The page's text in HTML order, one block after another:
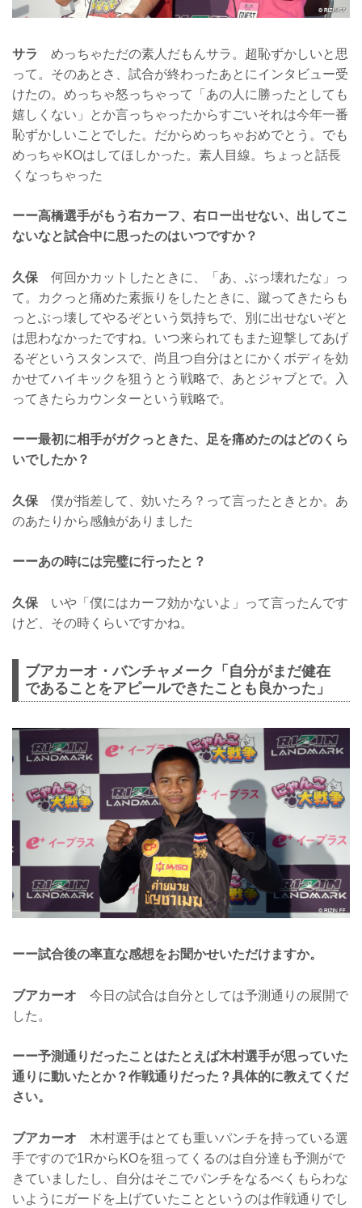
サラ
めっちゃただの素人だもんサラ。超恥ずかしいと思
って。そのあとさ、試合が終わったあとにインタビュー受
けたの。めっちゃ怒っちゃって「あの人に勝ったとしても
嬉しくない」とか言っちゃったからすごいそれは今年一番
恥ずかしいことでした。だからめっちゃおめでとう。でも
めっちゃKOはしてほしかった。素人目線。ちょっと話長
くなっちゃった
ーー高橋選手がもう右カーフ、右ロー出せない、出してこ
ないなと試合中に思ったのはいつですか？
久保 何回かカットしたときに、「あ、ぶっ壊れたな」っ
て。カクっと痛めた素振りをしたときに、蹴ってきたらも
っとぶっ壊してやるぞという気持ちで、別に出せないぞと
は思わなかったですね。いつ来られてもまた迎撃してあげ
るぞというスタンスで、尚且つ自分はとにかくボディを効
かせてハイキックを狙うとう戦略で、あとジャブとで。入
ってきたらカウンターという戦略で。
ーー最初に相手がガクっときた、足を痛めたのはどのくら
いでしたか？
久保 僕が指差して、効いたろ？って言ったときとか。あ
のあたりから感触がありました
ーーあの時には完璧に行ったと？
久保 いや「僕にはカーフ効かないよ」って言ったんです
けど、その時くらいですかね。
ブアカーオ・バンチャメーク「自分がまだ健在
であることをアピールできたことも良かった」
ーー試合後の率直な感想をお聞かせいただけますか。
ブアカーオ 今日の試合は自分としては予測通りの展開で
した。
ーー予測通りだったことはたとえば木村選手が思っていた
通りに動いたとか？作戦通りだった？具体的に教えてくだ
さい。
ブアカーオ 木村選手はとても重いパンチを持っている選
手ですので1RからKOを狙ってくるのは自分達も予測がで
きていましたし、自分はそこでパンチをなるべくもらわな
いようにガードを上げていたことというのは作戦通りでし